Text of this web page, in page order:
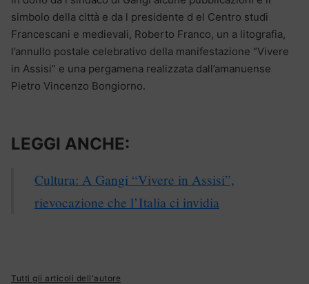
simbolo della città e da l presidente d el Centro studi
Francescani e medievali, Roberto Franco, un a litografia,
l’annullo postale celebrativo della manifestazione “Vivere
in Assisi” e una pergamena realizzata dall’amanuense
Pietro Vincenzo Bongiorno.
LEGGI ANCHE:
Cultura: A Gangi “Vivere in Assisi”,
rievocazione che l’Italia ci invidia
Tutti gli articoli dell'autore